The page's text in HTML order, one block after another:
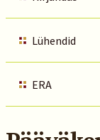
Lühendid
ERA